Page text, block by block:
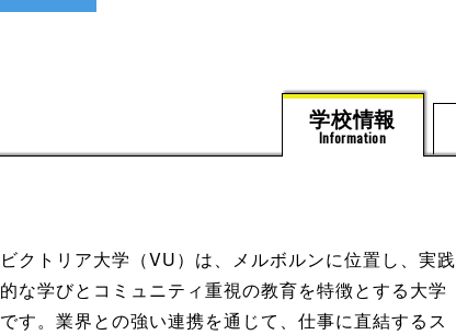
学校情報
Information
ビクトリア大学（VU）は、メルボルンに位置し、実践
的な学びとコミュニティ重視の教育を特徴とする大学
です。業界との強い連携を通じて、仕事に直結するス